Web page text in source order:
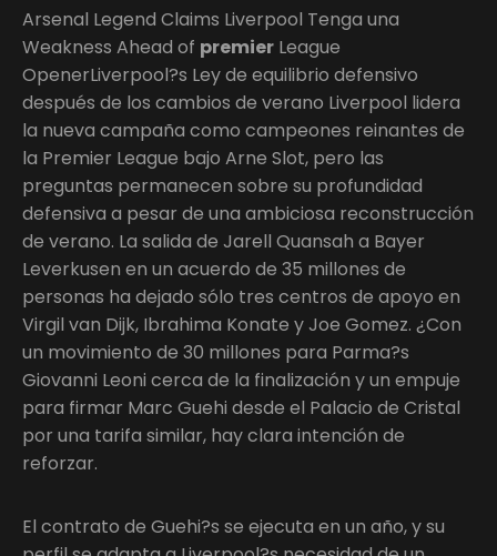
Arsenal Legend Claims Liverpool Tenga una
Weakness Ahead of premier League
OpenerLiverpool?s Ley de equilibrio defensivo
después de los cambios de verano Liverpool lidera
la nueva campaña como campeones reinantes de
la Premier League bajo Arne Slot, pero las
preguntas permanecen sobre su profundidad
defensiva a pesar de una ambiciosa reconstrucción
de verano. La salida de Jarell Quansah a Bayer
Leverkusen en un acuerdo de 35 millones de
personas ha dejado sólo tres centros de apoyo en
Virgil van Dijk, Ibrahima Konate y Joe Gomez. ¿Con
un movimiento de 30 millones para Parma?s
Giovanni Leoni cerca de la finalización y un empuje
para firmar Marc Guehi desde el Palacio de Cristal
por una tarifa similar, hay clara intención de
reforzar.
El contrato de Guehi?s se ejecuta en un año, y su